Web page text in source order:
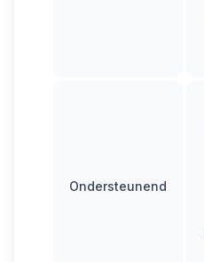
Ondersteunend